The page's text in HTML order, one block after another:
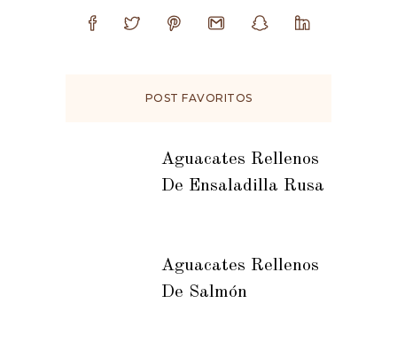
POST FAVORITOS
Aguacates Rellenos
De Ensaladilla Rusa
Aguacates Rellenos
De Salmón